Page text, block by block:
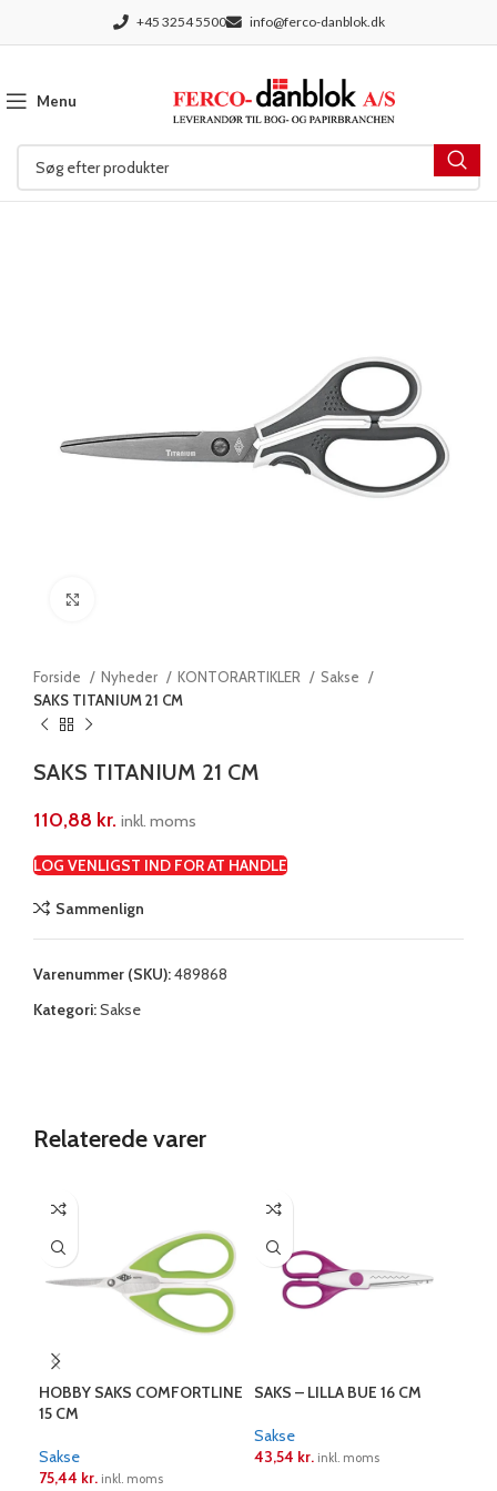
+45 3254 5500 info@ferco-danblok.dk
Menu
Forside Nyheder KONTORARTIKLER
Sakse
SAKS TITANIUM 21 CM
SAKS TITANIUM 21 CM
110,88 kr. inkl. moms
LOG VENLIGST IND FOR AT HANDLE
Sammenlign
Varenummer (SKU):489868
Kategori:Sakse
Relaterede varer
HOBBY SAKS COMFORTLINE
15 CM
Sakse
75,44 kr. inkl. moms
SAKS – LILLA BUE 16 CM
Sakse
43,54 kr. inkl. moms